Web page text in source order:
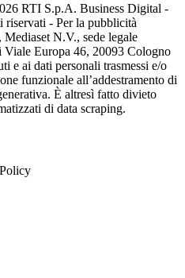
RTI S.p.A. Business Digital -
- Per la pubblicità
N.V., sede legale
Europa 46, 20093 Cologno
e ai dati personali trasmessi e/o
funzionale all’addestramento di
È altresì fatto divieto
di data scraping.